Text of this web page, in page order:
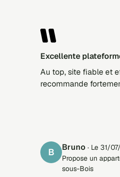
Excellente
Au top, site fiable et
recommande
B Bruno · Le 31/
Propose un
sous-Bois